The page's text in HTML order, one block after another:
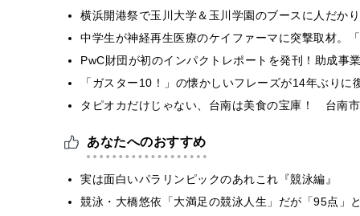
横浜開港祭で玉川大学＆玉川学園のブースに人だか
中学生が神経再生医療のケイファーマに突撃取材。
PwC財団が初のインパクトレポートを発刊！助成
「ガスター10！」の懐かしいフレーズが14年ぶり
タピオカだけじゃない、台南は美食の宝庫！ 台南
あなたへのおすすめ
実は面白いパラリンピックのあれこれ『競泳編』
競泳・大橋悠依「大満足の競泳人生」だが「95点」